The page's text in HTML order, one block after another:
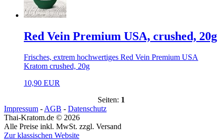
Red Vein Premium USA, crushed, 20g
Frisches, extrem hochwertiges Red Vein Premium USA
Kratom crushed, 20g
10,90 EUR
Seiten: 1
Impressum - AGB - Datenschutz
Thai-Kratom.de © 2026
Alle Preise inkl. MwSt. zzgl. Versand
Zur klassischen Website